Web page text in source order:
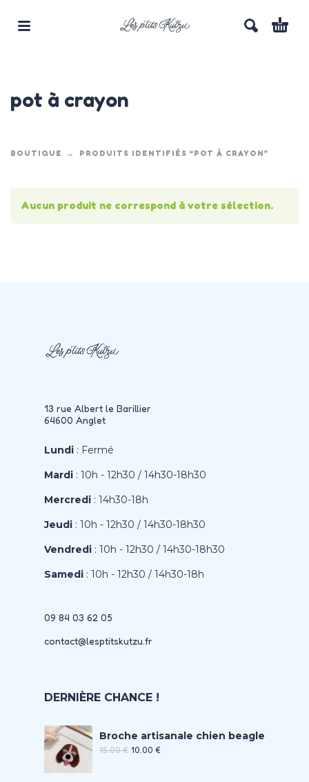
pot à crayon
BOUTIQUE PRODUITS IDENTIFIÉS “POT À CRAYON”
Aucun produit ne correspond à votre sélection.
13 rue Albert le Barillier
64600 Anglet
Lundi : Fermé
Mardi : 10h - 12h30 / 14h30-18h30
Mercredi : 14h30-18h
Jeudi : 10h - 12h30 / 14h30-18h30
Vendredi : 10h - 12h30 / 14h30-18h30
Samedi : 10h - 12h30 / 14h30-18h
09 84 03 62 05
contact@lesptitskutzu.fr
DERNIÈRE CHANCE !
Broche artisanale chien beagle
15.00€ 10.00 €